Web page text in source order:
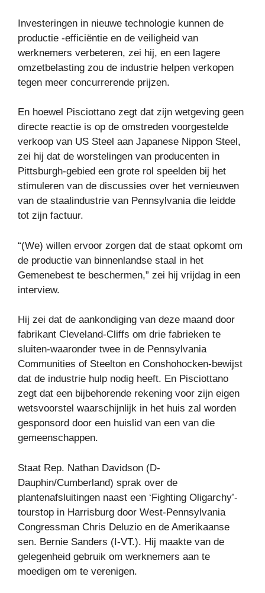
Investeringen in nieuwe technologie kunnen de
productie -efficiëntie en de veiligheid van
werknemers verbeteren, zei hij, en een lagere
omzetbelasting zou de industrie helpen verkopen
tegen meer concurrerende prijzen.
En hoewel Pisciottano zegt dat zijn wetgeving geen
directe reactie is op de omstreden voorgestelde
verkoop van US Steel aan Japanese Nippon Steel,
zei hij dat de worstelingen van producenten in
Pittsburgh-gebied een grote rol speelden bij het
stimuleren van de discussies over het vernieuwen
van de staalindustrie van Pennsylvania die leidde
tot zijn factuur.
“(We) willen ervoor zorgen dat de staat opkomt om
de productie van binnenlandse staal in het
Gemenebest te beschermen,” zei hij vrijdag in een
interview.
Hij zei dat de aankondiging van deze maand door
fabrikant Cleveland-Cliffs om drie fabrieken te
sluiten-waaronder twee in de Pennsylvania
Communities of Steelton en Conshohocken-bewijst
dat de industrie hulp nodig heeft. En Pisciottano
zegt dat een bijbehorende rekening voor zijn eigen
wetsvoorstel waarschijnlijk in het huis zal worden
gesponsord door een huislid van een van die
gemeenschappen.
Staat Rep. Nathan Davidson (D-
Dauphin/Cumberland) sprak over de
plantenafsluitingen naast een ‘Fighting Oligarchy’-
tourstop in Harrisburg door West-Pennsylvania
Congressman Chris Deluzio en de Amerikaanse
sen. Bernie Sanders (I-VT.). Hij maakte van de
gelegenheid gebruik om werknemers aan te
moedigen om te verenigen.